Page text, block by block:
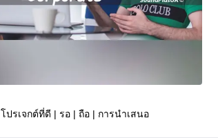
โปรเจกต์ที่ดี | รอ | ถือ | การนำเสนอ